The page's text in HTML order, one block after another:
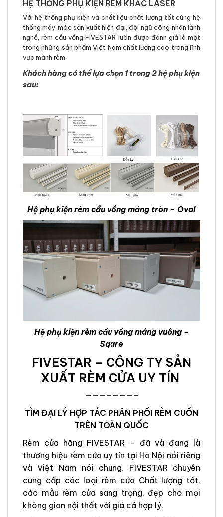
HỆ THỐNG PHỤ KIỆN RÈM KHẮC LASER
Với hệ thống phụ kiện và chất liệu chất lượng tốt cùng hệ
thống máy móc sản xuất hiện đại, đội ngũ công nhân lành
nghề, rèm cầu vồng FIVESTAR luôn được đánh giá là một
trong những sản phẩm Việt Nam chất lượng cao trong lĩnh
vực mành rèm.
Khách hàng có thể lựa chọn 1 trong 2 hệ phụ kiện
sau:
Hệ phụ kiện rèm cầu vồng máng tròn – Oval
Hệ phụ kiện rèm cầu vồng máng vuông –
Sqare
FIVESTAR – CÔNG TY SẢN
XUẤT RÈM CỬA UY TÍN
———————–
TÌM ĐẠI LÝ HỢP TÁC PHÂN PHỐI RÈM CUỐN
TRÊN TOÀN QUỐC
Rèm cửa hãng FIVESTAR – đã và đang là
thương hiệu rèm cửa uy tín tại Hà Nội nói riêng
và Việt Nam nói chung. FIVESTAR chuyên
cung cấp các loại rèm cửa Chất lượng tốt,
các mẫu rèm cửa sang trọng, đẹp cho mọi
không gian nội thất với giá cả hợp lý.